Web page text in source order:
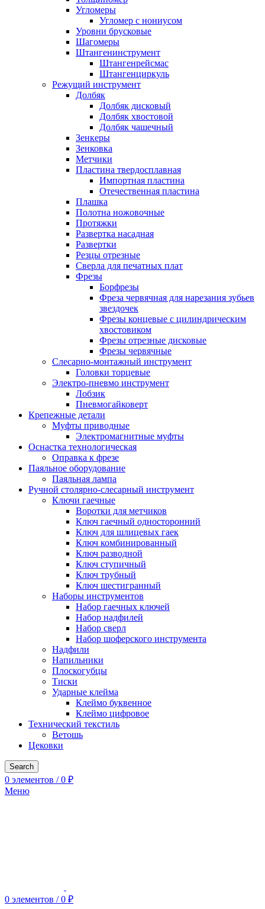
Угломеры
Угломер с нониусом
Уровни брусковые
Шагомеры
Штангенинструмент
Штангенрейсмас
Штангенциркуль
Режущий инструмент
Долбяк
Долбяк дисковый
Долбяк хвостовой
Долбяк чашечный
Зенкеры
Зенковка
Метчики
Пластина твердосплавная
Импортная пластина
Отечественная пластина
Плашка
Полотна ножовочные
Протяжки
Развертка насадная
Развертки
Резцы отрезные
Сверла для печатных плат
Фрезы
Борфрезы
Фреза червячная для нарезания зубьев
звездочек
Фрезы концевые с цилиндрическим
хвостовиком
Фрезы отрезные дисковые
Фрезы червячные
Слесарно-монтажный инструмент
Головки торцевые
Электро-пневмо инструмент
Лобзик
Пневмогайковерт
Крепежные детали
Муфты приводные
Электромагнитные муфты
Оснастка технологическая
Оправка к фрезе
Паяльное оборудование
Паяльная лампа
Ручной столярно-слесарный инструмент
Ключи гаечные
Воротки для метчиков
Ключ гаечный односторонний
Ключ для шлицевых гаек
Ключ комбинированный
Ключ разводной
Ключ ступичный
Ключ трубный
Ключ шестигранный
Наборы инструментов
Набор гаечных ключей
Набор надфилей
Набор сверл
Набор шоферского инструмента
Надфили
Напильники
Плоскогубцы
Тиски
Ударные клейма
Клеймо буквенное
Клеймо цифровое
Технический текстиль
Ветошь
Цековки
Search
0 элементов / 0 ₽
Меню
0 элементов / 0 ₽